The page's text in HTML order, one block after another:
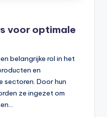
voor optimale
belangrijke rol in het
en
sectoren. Door hun
ze ingezet om